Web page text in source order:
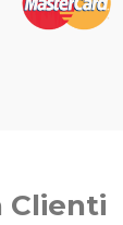
Clienti